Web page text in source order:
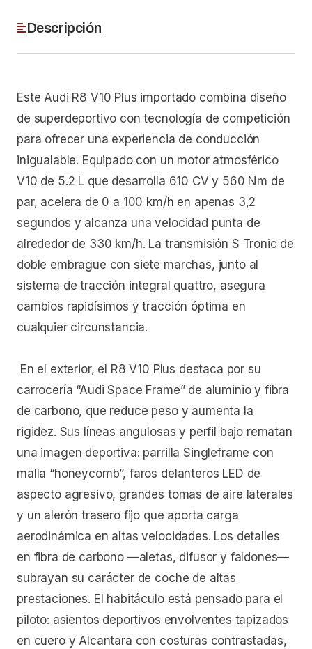
Descripción
Este Audi R8 V10 Plus importado combina diseño
de superdeportivo con tecnología de competición
para ofrecer una experiencia de conducción
inigualable. Equipado con un motor atmosférico
V10 de 5.2 L que desarrolla 610 CV y 560 Nm de
par, acelera de 0 a 100 km/h en apenas 3,2
segundos y alcanza una velocidad punta de
alrededor de 330 km/h. La transmisión S Tronic de
doble embrague con siete marchas, junto al
sistema de tracción integral quattro, asegura
cambios rapidísimos y tracción óptima en
cualquier circunstancia.
En el exterior, el R8 V10 Plus destaca por su
carrocería “Audi Space Frame” de aluminio y fibra
de carbono, que reduce peso y aumenta la
rigidez. Sus líneas angulosas y perfil bajo rematan
una imagen deportiva: parrilla Singleframe con
malla “honeycomb”, faros delanteros LED de
aspecto agresivo, grandes tomas de aire laterales
y un alerón trasero fijo que aporta carga
aerodinámica en altas velocidades. Los detalles
en fibra de carbono —aletas, difusor y faldones—
subrayan su carácter de coche de altas
prestaciones. El habitáculo está pensado para el
piloto: asientos deportivos envolventes tapizados
en cuero y Alcantara con costuras contrastadas,